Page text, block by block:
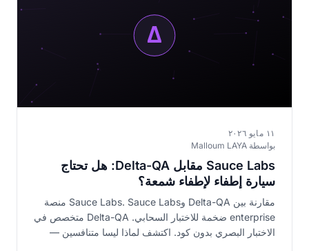
١١ مايو ٢٠٢٦
بواسطة Malloum LAYA
Sauce Labs مقابل Delta-QA: هل تحتاج
سيارة إطفاء لإطفاء شمعة؟
مقارنة بين Delta-QA وSauce Labs. Sauce Labs منصة
enterprise ضخمة للاختبار السحابي. Delta-QA متخصص في
الاختبار البصري بدون كود. اكتشف لماذا ليسا متنافسين —